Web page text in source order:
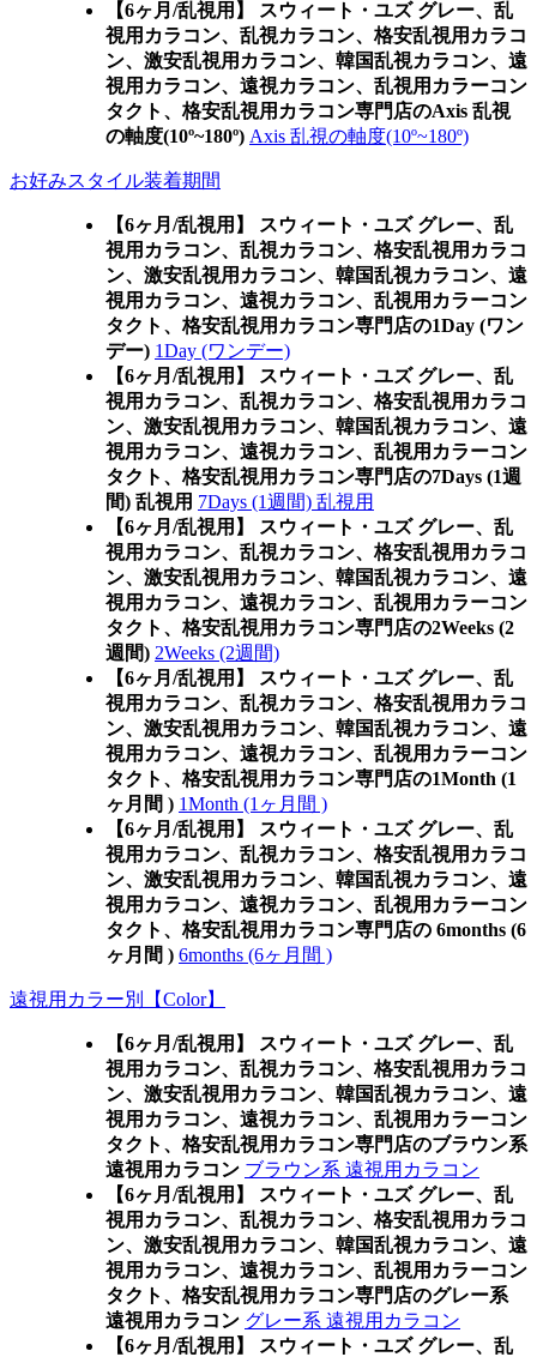
【6ヶ月/乱視用】 スウィート・ユズ グレー、乱
視用カラコン、乱視カラコン、格安乱視用カラコ
ン、激安乱視用カラコン、韓国乱視カラコン、遠
視用カラコン、遠視カラコン、乱視用カラーコン
タクト、格安乱視用カラコン専門店のAxis 乱視
の軸度(10º~180º) Axis 乱視の軸度(10º~180º)
お好みスタイル装着期間
【6ヶ月/乱視用】 スウィート・ユズ グレー、乱
視用カラコン、乱視カラコン、格安乱視用カラコ
ン、激安乱視用カラコン、韓国乱視カラコン、遠
視用カラコン、遠視カラコン、乱視用カラーコン
タクト、格安乱視用カラコン専門店の1Day (ワン
デー) 1Day (ワンデー)
【6ヶ月/乱視用】 スウィート・ユズ グレー、乱
視用カラコン、乱視カラコン、格安乱視用カラコ
ン、激安乱視用カラコン、韓国乱視カラコン、遠
視用カラコン、遠視カラコン、乱視用カラーコン
タクト、格安乱視用カラコン専門店の7Days (1週
間) 乱視用 7Days (1週間) 乱視用
【6ヶ月/乱視用】 スウィート・ユズ グレー、乱
視用カラコン、乱視カラコン、格安乱視用カラコ
ン、激安乱視用カラコン、韓国乱視カラコン、遠
視用カラコン、遠視カラコン、乱視用カラーコン
タクト、格安乱視用カラコン専門店の2Weeks (2
週間) 2Weeks (2週間)
【6ヶ月/乱視用】 スウィート・ユズ グレー、乱
視用カラコン、乱視カラコン、格安乱視用カラコ
ン、激安乱視用カラコン、韓国乱視カラコン、遠
視用カラコン、遠視カラコン、乱視用カラーコン
タクト、格安乱視用カラコン専門店の1Month (1
ヶ月間 ) 1Month (1ヶ月間 )
【6ヶ月/乱視用】 スウィート・ユズ グレー、乱
視用カラコン、乱視カラコン、格安乱視用カラコ
ン、激安乱視用カラコン、韓国乱視カラコン、遠
視用カラコン、遠視カラコン、乱視用カラーコン
タクト、格安乱視用カラコン専門店の 6months (6
ヶ月間 ) 6months (6ヶ月間 )
遠視用カラー別【Color】
【6ヶ月/乱視用】 スウィート・ユズ グレー、乱
視用カラコン、乱視カラコン、格安乱視用カラコ
ン、激安乱視用カラコン、韓国乱視カラコン、遠
視用カラコン、遠視カラコン、乱視用カラーコン
タクト、格安乱視用カラコン専門店のブラウン系
遠視用カラコン ブラウン系 遠視用カラコン
【6ヶ月/乱視用】 スウィート・ユズ グレー、乱
視用カラコン、乱視カラコン、格安乱視用カラコ
ン、激安乱視用カラコン、韓国乱視カラコン、遠
視用カラコン、遠視カラコン、乱視用カラーコン
タクト、格安乱視用カラコン専門店のグレー系
遠視用カラコン グレー系 遠視用カラコン
【6ヶ月/乱視用】 スウィート・ユズ グレー、乱